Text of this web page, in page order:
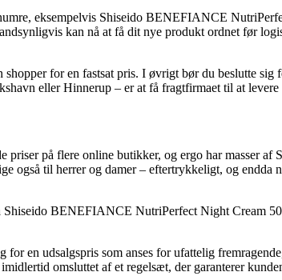
eksempelvis Shiseido BENEFIANCE
kan nå at få dit nye produkt ordnet før
for en fastsat pris. I øvrigt bør du beslutte sig
eller Hinnerup – er at få fragtfirmaet til at
på flere online butikker, og ergo har masser af
også til herrer og damer – eftertrykkeligt, og endda
BENEFIANCE NutriPerfect Night Cream
en udsalgspris som anses for ufattelig
omsluttet af et regelsæt, der garanterer